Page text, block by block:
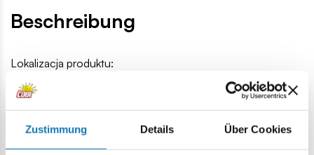
Zustimmung Details Über Cookies
Beschreibung
Lokalizacja produktu:
Homepage Helme und Kopfbedeckungen
Warnung